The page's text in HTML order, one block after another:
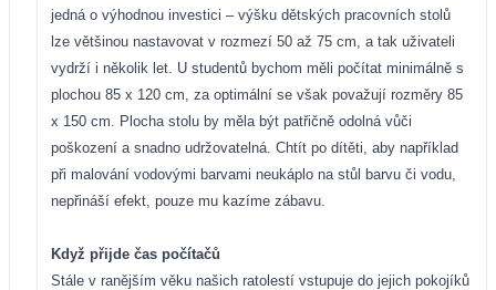
jedná o výhodnou investici – výšku dětských pracovních stolů
lze většinou nastavovat v rozmezí 50 až 75 cm, a tak uživateli
vydrží i několik let. U studentů bychom měli počítat minimálně s
plochou 85 x 120 cm, za optimální se však považují rozměry 85
x 150 cm. Plocha stolu by měla být patřičně odolná vůči
poškození a snadno udržovatelná. Chtít po dítěti, aby například
při malování vodovými barvami neukáplo na stůl barvu či vodu,
nepřináší efekt, pouze mu kazíme zábavu.
Když přijde čas počítačů
Stále v ranějším věku našich ratolestí vstupuje do jejich pokojíků